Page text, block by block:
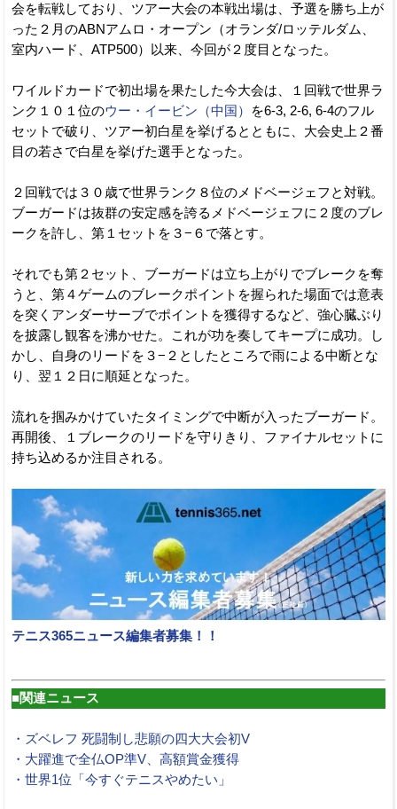
会を転戦しており、ツアー大会の本戦出場は、予選を勝ち上が
った２月のABNアムロ・オープン（オランダ/ロッテルダム、
室内ハード、ATP500）以来、今回が２度目となった。
ワイルドカードで初出場を果たした今大会は、１回戦で世界ラ
ンク１０１位のウー・イービン（中国）
を6-3, 2-6, 6-4のフル
セットで破り、ツアー初白星を挙げるとともに、大会史上２番
目の若さで白星を挙げた選手となった。
２回戦では３０歳で世界ランク８位のメドベージェフと対戦。
ブーガードは抜群の安定感を誇るメドベージェフに２度のブレ
ークを許し、第１セットを３−６で落とす。
それでも第２セット、ブーガードは立ち上がりでブレークを奪
うと、第４ゲームのブレークポイントを握られた場面では意表
を突くアンダーサーブでポイントを獲得するなど、強心臓ぶり
を披露し観客を沸かせた。これが功を奏してキープに成功。し
かし、自身のリードを３−２としたところで雨による中断とな
り、翌１２日に順延となった。
流れを掴みかけていたタイミングで中断が入ったブーガード。
再開後、１ブレークのリードを守りきり、ファイナルセットに
持ち込めるか注目される。
テニス365ニュース編集者募集！！
■関連ニュース
・ズベレフ 死闘制し悲願の四大大会初V
・大躍進で全仏OP準V、高額賞金獲得
・世界1位「今すぐテニスやめたい」